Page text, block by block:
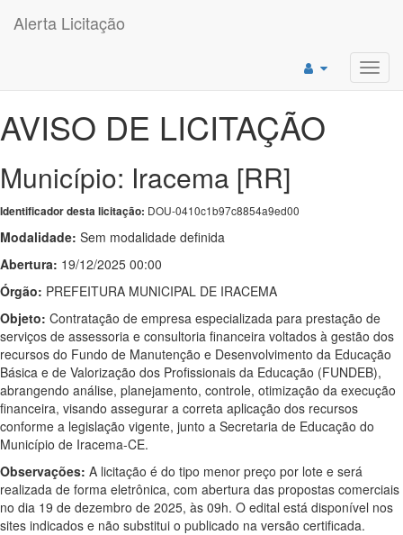
Alerta Licitação
AVISO DE LICITAÇÃO
Município: Iracema [RR]
Identificador desta licitação: DOU-0410c1b97c8854a9ed00
Modalidade: Sem modalidade definida
Abertura: 19/12/2025 00:00
Órgão: PREFEITURA MUNICIPAL DE IRACEMA
Objeto: Contratação de empresa especializada para prestação de
serviços de assessoria e consultoria financeira voltados à gestão dos
recursos do Fundo de Manutenção e Desenvolvimento da Educação
Básica e de Valorização dos Profissionais da Educação (FUNDEB),
abrangendo análise, planejamento, controle, otimização da execução
financeira, visando assegurar a correta aplicação dos recursos
conforme a legislação vigente, junto a Secretaria de Educação do
Município de Iracema-CE.
Observações: A licitação é do tipo menor preço por lote e será
realizada de forma eletrônica, com abertura das propostas comerciais
no dia 19 de dezembro de 2025, às 09h. O edital está disponível nos
sites indicados e não substitui o publicado na versão certificada.